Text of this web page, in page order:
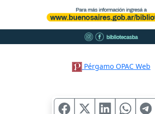
Pérgamo OPAC Web